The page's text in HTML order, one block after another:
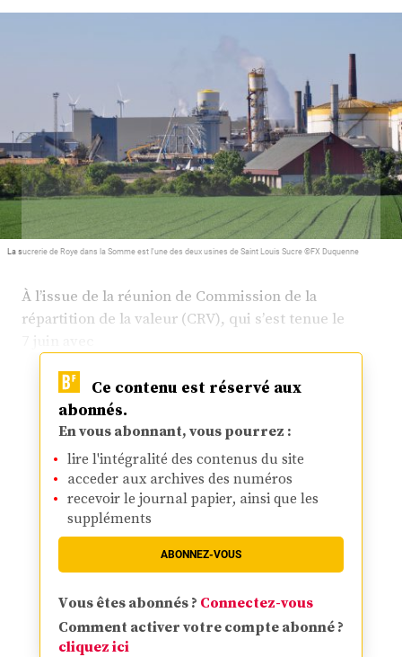
La sucrerie de Roye dans la Somme est l'une des deux usines de Saint Louis Sucre ©FX Duquenne
À l’issue de la réunion de Commission de la
répartition de la valeur (CRV), qui s’est tenue le
Ce contenu est réservé aux
abonnés.
En vous abonnant, vous pourrez :
lire l'intégralité des contenus du site
acceder aux archives des numéros
recevoir le journal papier, ainsi que les
suppléments
ABONNEZ-VOUS
Vous êtes abonnés ? Connectez-vous
Comment activer votre compte abonné ?
cliquez ici